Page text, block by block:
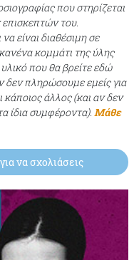
που στηρίζεται
του.
είναι διαθέσιμη σε
κομμάτι της ύλης
που θα βρείτε εδώ
δεν πληρώσουμε εμείς για
άλλος (και αν δεν
ίδια συμφέροντα). Μάθε
να σχολιάσεις